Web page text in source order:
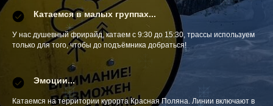
Катаемся в малых группах...
У нас душевный фрирайд, катаем с 9:30 до 15:30, трассы используем
только для того, чтобы до подъёмника добраться!
Эмоции...
Катаемся на территории курорта Красная Поляна. Линии включают в